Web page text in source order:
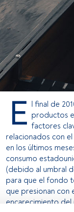
E l final de
productos
factores
relacionados con
en los últimos
consumo
(debido al umbral
para que el fondo
que presionan con
encarecimiento del